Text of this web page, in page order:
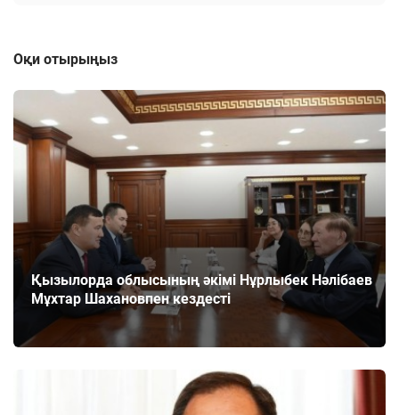
Оқи отырыңыз
Қызылорда облысының әкімі Нұрлыбек Нәлібаев
Мұхтар Шахановпен кездесті